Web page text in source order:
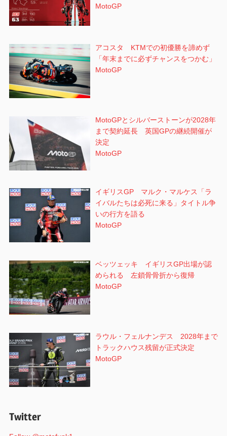
MotoGP
アコスタ KTMでの初優勝を諦めず
「年末までに必ずチャンスをつかむ」
MotoGP
MotoGPとシルバーストーンが2028年
まで契約延長 英国GPの継続開催が
決定
MotoGP
イギリスGP マルク・マルケス「ラ
イバルたちは必死に来る」タイトル争
いの行方を語る
MotoGP
ベッツェッキ イギリスGP出場が認
められる 左鎖骨骨折から復帰
MotoGP
ラウル・フェルナンデス 2028年まで
トラックハウス残留が正式決定
MotoGP
Twitter